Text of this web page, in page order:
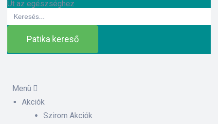
Út az egészséghez
for:
Patika kereső
Menü
Akciók
Szirom Akciók